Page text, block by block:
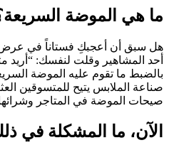
ما هي الموضة
هل سبق أن أعجبكِ فستاناً في عرض
أحد المشاهير وقلت لنفسك: “أريد
بالضبط ما تقوم عليه الموضة
صناعة الملابس يتيح للمتسوقين
صيحات الموضة في المتاجر
الآن، ما المشكلة في